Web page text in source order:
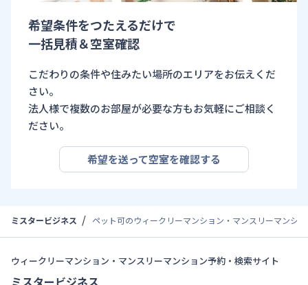
希望条件をつたえるだけで
一括見積＆空室確認
こだわりの条件や住みたい場所のエリアをお伝えくだ
さい。
法人様で複数のお部屋が必要な方もお気軽にご相談く
ださい。
希望を送って空室を確認する
ミスタービジネス ペット可のウィークリーマンション・マンスリーマンシ
ウィークリーマンション・マンスリーマンション予約・検索サイト
ミスタービジネス